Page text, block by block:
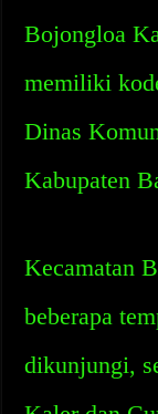
Bojongloa
memiliki
Dinas
Kabupaten
Kecamatan
beberapa
dikunjungi,